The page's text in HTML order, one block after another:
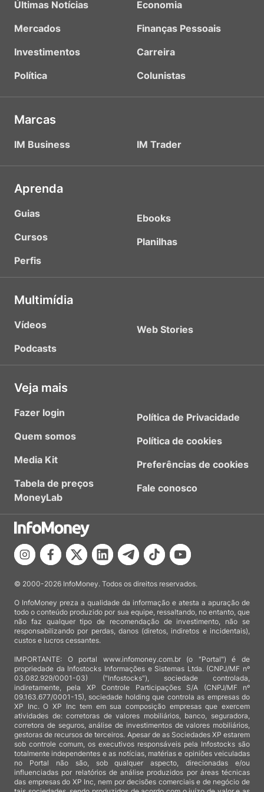
Últimas Notícias
Mercados
Investimentos
Política
Economia
Finanças Pessoais
Carreira
Colunistas
Marcas
IM Business IM Trader
Aprenda
Guias
Cursos
Perfis
Ebooks
Planilhas
Multimídia
Vídeos
Podcasts
Web Stories
Veja mais
Fazer login
Quem somos
Media Kit
Tabela de preços
MoneyLab
Política de Privacidade
Política de cookies
Preferências de cookies
Fale conosco
© 2000-2026 InfoMoney. Todos os direitos reservados.
O InfoMoney preza a qualidade da informação e atesta a apuração de
todo o conteúdo produzido por sua equipe, ressaltando, no entanto, que
não faz qualquer tipo de recomendação de investimento, não se
responsabilizando por perdas, danos (diretos, indiretos e incidentais),
custos e lucros cessantes.
IMPORTANTE: O portal www.infomoney.com.br (o "Portal") é de
propriedade da Infostocks Informações e Sistemas Ltda. (CNPJ/MF nº
03.082.929/0001-03) ("Infostocks"), sociedade controlada,
indiretamente, pela XP Controle Participações S/A (CNPJ/MF nº
09.163.677/0001-15), sociedade holding que controla as empresas do
XP Inc. O XP Inc tem em sua composição empresas que exercem
atividades de: corretoras de valores mobiliários, banco, seguradora,
corretora de seguros, análise de investimentos de valores mobiliários,
gestoras de recursos de terceiros. Apesar de as Sociedades XP estarem
sob controle comum, os executivos responsáveis pela Infostocks são
totalmente independentes e as notícias, matérias e opiniões veiculadas
no Portal não são, sob qualquer aspecto, direcionadas e/ou
influenciadas por relatórios de análise produzidos por áreas técnicas
das empresas do XP Inc, nem por decisões comerciais e de negócio de